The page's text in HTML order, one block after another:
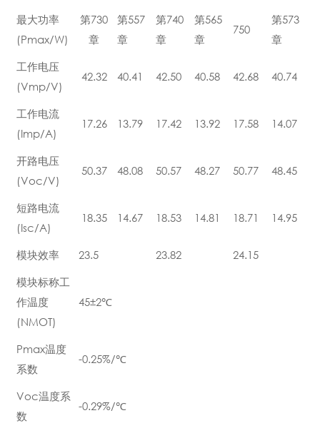
最大功率
(Pmax/W)
第730
章
第557
章
第740
章
第565
章
750
第573
章
工作电压
(Vmp/V)
42.32 40.41 42.50 40.58 42.68 40.74
工作电流
(Imp/A)
17.26 13.79 17.42 13.92 17.58 14.07
开路电压
(Voc/V)
50.37 48.08 50.57 48.27 50.77 48.45
短路电流
(Isc/A)
18.35 14.67 18.53 14.81 18.71 14.95
模块效率 23.5 23.82
24.15
模块标称工
作温度
(NMOT)
45±2℃
Pmax温度
系数
-0.25%/℃
Voc温度系
数
-0.29%/℃